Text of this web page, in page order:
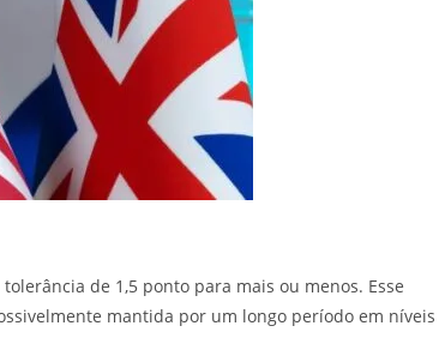
de 1,5 ponto para mais ou menos. Esse
mantida por um longo período em níveis